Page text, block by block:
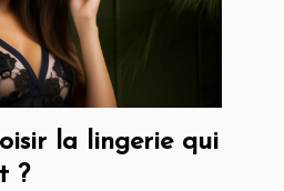
la lingerie qui
?